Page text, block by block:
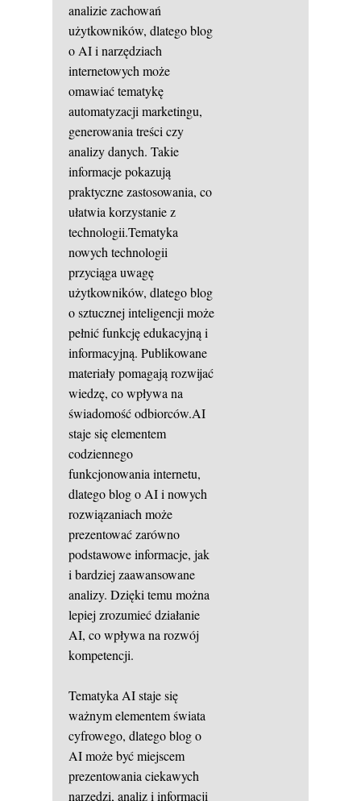
analizie zachowań
użytkowników, dlatego blog
o AI i narzędziach
internetowych może
omawiać tematykę
automatyzacji marketingu,
generowania treści czy
analizy danych. Takie
informacje pokazują
praktyczne zastosowania, co
ułatwia korzystanie z
technologii.Tematyka
nowych technologii
przyciąga uwagę
użytkowników, dlatego blog
o sztucznej inteligencji może
pełnić funkcję edukacyjną i
informacyjną. Publikowane
materiały pomagają rozwijać
wiedzę, co wpływa na
świadomość odbiorców.AI
staje się elementem
codziennego
funkcjonowania internetu,
dlatego blog o AI i nowych
rozwiązaniach może
prezentować zarówno
podstawowe informacje, jak
i bardziej zaawansowane
analizy. Dzięki temu można
lepiej zrozumieć działanie
AI, co wpływa na rozwój
kompetencji.
Tematyka AI staje się
ważnym elementem świata
cyfrowego, dlatego blog o
AI może być miejscem
prezentowania ciekawych
narzędzi, analiz i informacji